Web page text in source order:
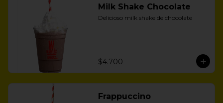
Milk Shake Chocolate
Delicioso milk shake de chocolate
$4.700
Frappuccino